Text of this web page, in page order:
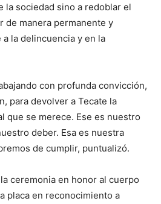
la sociedad sino a redoblar el
de manera permanente y
la delincuencia y en la
con profunda convicción,
para devolver a Tecate la
que se merece. Ese es nuestro
deber. Esa es nuestra
de cumplir, puntualizó.
ceremonia en honor al cuerpo
placa en reconocimiento a